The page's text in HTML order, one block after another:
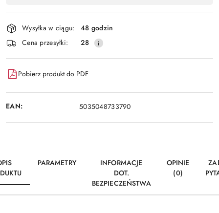
płatność
i
dostawa
Wysyłka w ciągu:
48 godzin
Cena przesyłki:
28
Pobierz produkt do PDF
EAN: 5035048733790
PARAMETRY
INFORMACJE
DOT.
BEZPIECZEŃSTWA
OPINIE
(0)